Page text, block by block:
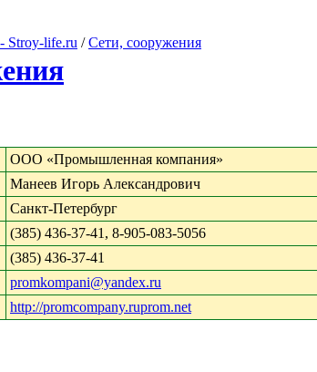
Stroy-life.ru /Сети, сооружения
ООО «Промышленная компания»
Манеев Игорь Александрович
Санкт-Петербург
(385) 436-37-41, 8-905-083-5056
(385) 436-37-41
promkompani@yandex.ru
http://promcompany.ruprom.net